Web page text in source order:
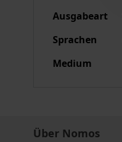
Ausgabeart
Sprachen
Medium
Über Nomos